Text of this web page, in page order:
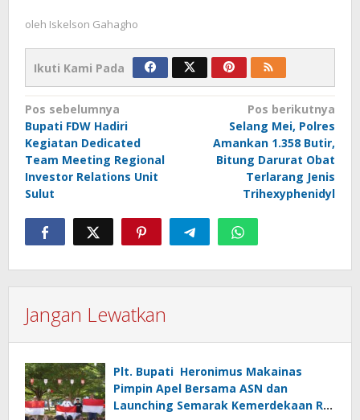
oleh Iskelson Gahagho
Ikuti Kami Pada
Navigasi
pos
Pos sebelumnya
Bupati FDW Hadiri
Kegiatan Dedicated
Team Meeting Regional
Investor Relations Unit
Sulut
Pos berikutnya
Selang Mei, Polres
Amankan 1.358 Butir,
Bitung Darurat Obat
Terlarang Jenis
Trihexyphenidyl
Jangan Lewatkan
Plt. Bupati Heronimus Makainas
Pimpin Apel Bersama ASN dan
Launching Semarak Kemerdekaan RI